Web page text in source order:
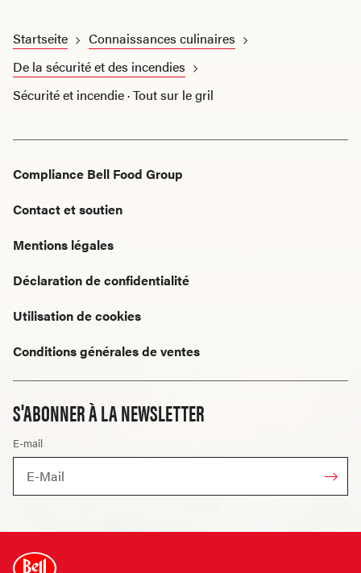
Startseite
Connaissances culinaires
De la sécurité et des incendies
Sécurité et incendie · Tout sur le gril
S'ABONNER À LA NEWSLETTER
E-mail
Compliance Bell Food Group
Contact et soutien
Mentions légales
Déclaration de confidentialité
Utilisation de cookies
Conditions générales de ventes